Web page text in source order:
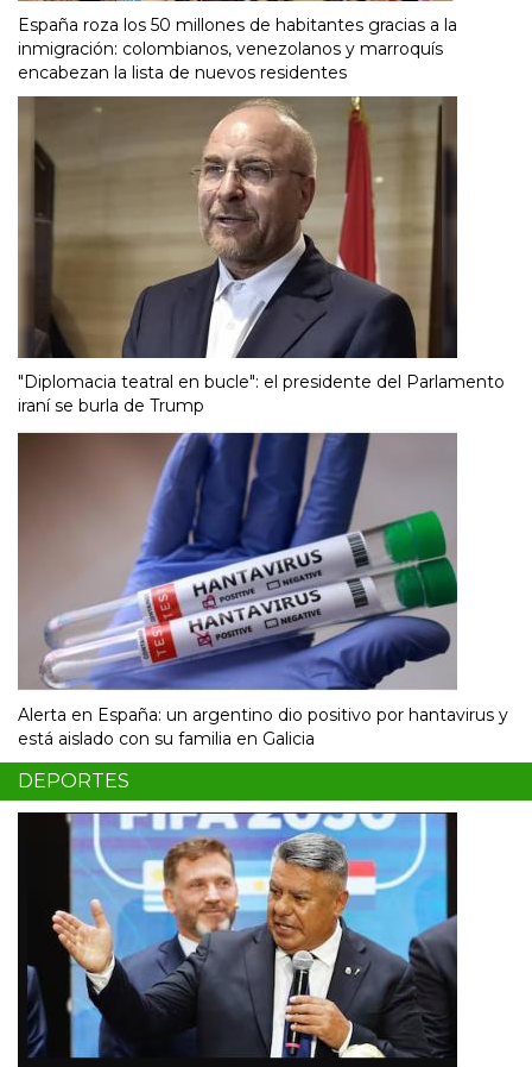
España roza los 50 millones de habitantes gracias a la
inmigración: colombianos, venezolanos y marroquís
encabezan la lista de nuevos residentes
"Diplomacia teatral en bucle": el presidente del Parlamento
iraní se burla de Trump
Alerta en España: un argentino dio positivo por hantavirus y
está aislado con su familia en Galicia
DEPORTES